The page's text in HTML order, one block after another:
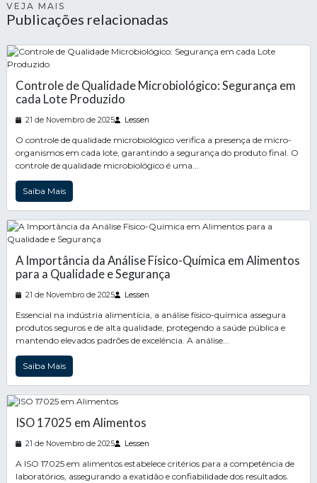
VEJA MAIS
Publicações relacionadas
Controle de Qualidade Microbiológico: Segurança em
cada Lote Produzido
21 de Novembro de 2025 Lessen
O controle de qualidade microbiológico verifica a presença de micro-
organismos em cada lote, garantindo a segurança do produto final. O
controle de qualidade microbiológico é uma...
Saiba Mais
A Importância da Análise Físico-Química em Alimentos
para a Qualidade e Segurança
21 de Novembro de 2025 Lessen
Essencial na indústria alimentícia, a análise físico-química assegura
produtos seguros e de alta qualidade, protegendo a saúde pública e
mantendo elevados padrões de excelência. A análise...
Saiba Mais
ISO 17025 em Alimentos
21 de Novembro de 2025 Lessen
A ISO 17025 em alimentos estabelece critérios para a competência de
laboratórios, assegurando a exatidão e confiabilidade dos resultados.